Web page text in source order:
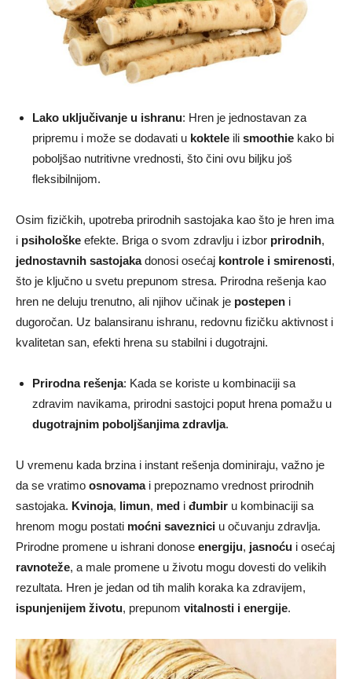
Lako uključivanje u ishranu: Hren je jednostavan za
pripremu i može se dodavati u koktele ili smoothie kako bi
poboljšao nutritivne vrednosti, što čini ovu biljku još
fleksibilnijom.
Osim fizičkih, upotreba prirodnih sastojaka kao što je hren ima
i psihološke efekte. Briga o svom zdravlju i izbor prirodnih,
jednostavnih sastojakadonosi osećaj kontrole i smirenosti,
što je ključno u svetu prepunom stresa. Prirodna rešenja kao
hren ne deluju trenutno, ali njihov učinak je postepen i
dugoročan. Uz balansiranu ishranu, redovnu fizičku aktivnost i
kvalitetan san, efekti hrena su stabilni i dugotrajni.
Prirodna rešenja: Kada se koriste u kombinaciji sa
zdravim navikama, prirodni sastojci poput hrena pomažu u
dugotrajnim poboljšanjima zdravlja.
U vremenu kada brzina i instant rešenja dominiraju, važno je
da se vratimo osnovamai prepoznamo vrednost prirodnih
sastojaka. Kvinoja, limun, med i đumbir u kombinaciji sa
hrenom mogu postati moćni saveznici u očuvanju zdravlja.
Prirodne promene u ishrani donose energiju, jasnoću i osećaj
ravnoteže, a male promene u životu mogu dovesti do velikih
rezultata. Hren je jedan od tih malih koraka ka zdravijem,
ispunjenijem životu, prepunom vitalnosti i energije.